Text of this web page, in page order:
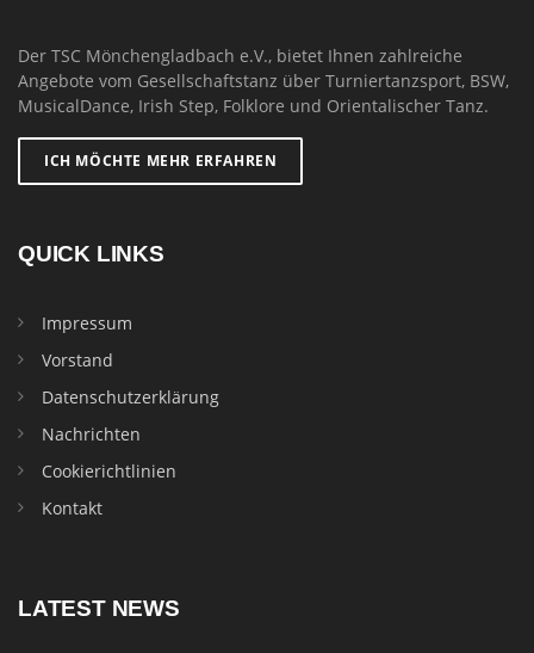
Der TSC Mönchengladbach e.V., bietet Ihnen zahlreiche
Angebote vom Gesellschaftstanz über Turniertanzsport, BSW,
MusicalDance, Irish Step, Folklore und Orientalischer Tanz.
ICH MÖCHTE MEHR ERFAHREN
QUICK LINKS
Impressum
Vorstand
Datenschutzerklärung
Nachrichten
Cookierichtlinien
Kontakt
LATEST NEWS